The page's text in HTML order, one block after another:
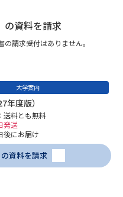
小学校教員資格認定試験
大学検索
の資料を請求
請求受付はありません。
大学案内
年度版）
送料とも無料
発送
後にお届け
の資料を請求